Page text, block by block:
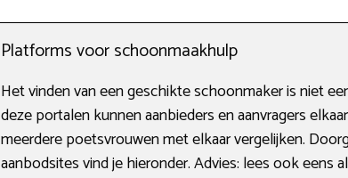
Platforms voor schoonmaakhulp
Het vinden van een geschikte schoonmaker is niet
deze portalen kunnen aanbieders en aanvragers
meerdere poetsvrouwen met elkaar vergelijken.
aanbodsites vind je hieronder. Advies: lees ook eens